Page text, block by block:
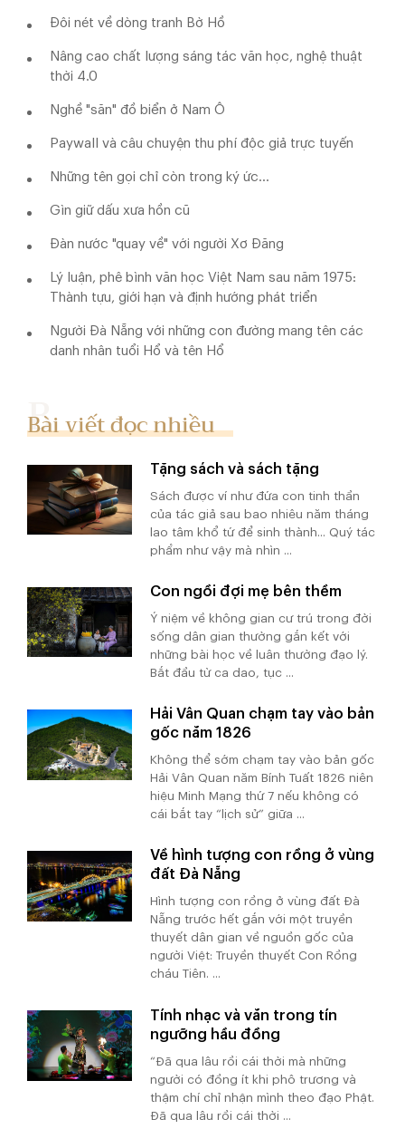
Đôi nét về dòng tranh Bờ Hồ
Nâng cao chất lượng sáng tác văn học, nghệ thuật
thời 4.0
Nghề "săn" đồ biển ở Nam Ô
Paywall và câu chuyện thu phí độc giả trực tuyến
Những tên gọi chỉ còn trong ký ức…
Gìn giữ dấu xưa hồn cũ
Đàn nước "quay về" với người Xơ Đăng
Lý luận, phê bình văn học Việt Nam sau năm 1975:
Thành tựu, giới hạn và định hướng phát triển
Người Đà Nẵng với những con đường mang tên các
danh nhân tuổi Hổ và tên Hổ
Bài viết đọc nhiều
Tặng sách và sách tặng
Sách được ví như đứa con tinh thần
của tác giả sau bao nhiêu năm tháng
lao tâm khổ tứ để sinh thành... Quý tác
phẩm như vậy mà nhìn ...
Con ngồi đợi mẹ bên thềm
Ý niệm về không gian cư trú trong đời
sống dân gian thường gắn kết với
những bài học về luân thường đạo lý.
Bắt đầu từ ca dao, tục ...
Hải Vân Quan chạm tay vào bản
gốc năm 1826
Không thể sớm chạm tay vào bản gốc
Hải Vân Quan năm Bính Tuất 1826 niên
hiệu Minh Mạng thứ 7 nếu không có
cái bắt tay “lịch sử” giữa ...
Về hình tượng con rồng ở vùng
đất Đà Nẵng
Hình tượng con rồng ở vùng đất Đà
Nẵng trước hết gắn với một truyền
thuyết dân gian về nguồn gốc của
người Việt: Truyền thuyết Con Rồng
cháu Tiên. ...
Tính nhạc và văn trong tín
ngưỡng hầu đồng
“Đã qua lâu rồi cái thời mà những
người có đồng ít khi phô trương và
thậm chí chỉ nhận mình theo đạo Phật.
Đã qua lâu rồi cái thời ...